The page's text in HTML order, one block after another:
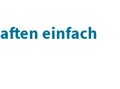
einfach